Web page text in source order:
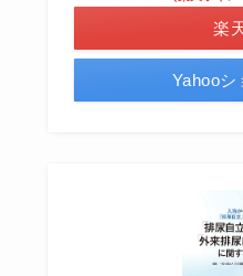
楽
Yahooシ